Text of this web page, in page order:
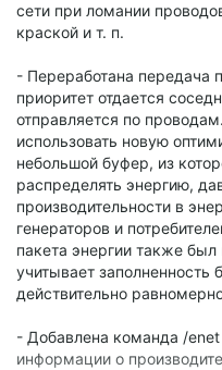
сети при ломании
краской и т. п.
- Переработана передача
приоритет отдается
отправляется по
использовать новую
небольшой буфер, из
распределять энергию,
производительности в
генераторов и
пакета энергии также был
учитывает заполненность
действительно
- Добавлена команда /
информации о